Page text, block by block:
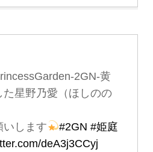
2GN-黄
星野乃愛（ほしのの
いします
#2GN #姫庭
deA3j3CCyj